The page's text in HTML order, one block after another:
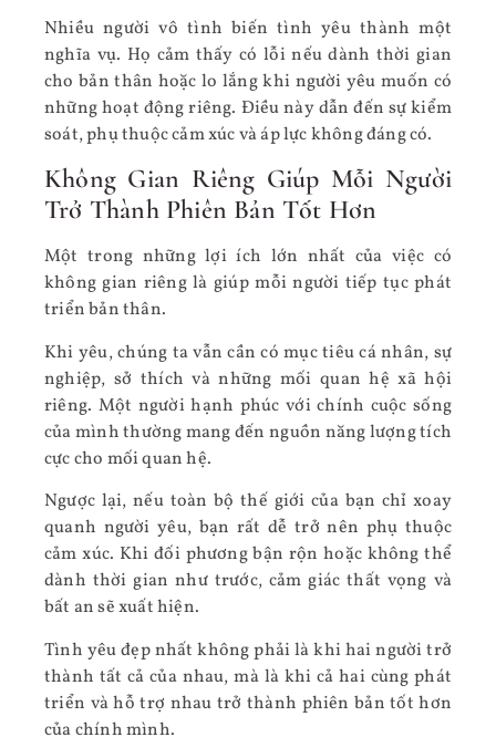
Nhiều người vô tình biến tình yêu thành một
nghĩa vụ. Họ cảm thấy có lỗi nếu dành thời gian
cho bản thân hoặc lo lắng khi người yêu muốn có
những hoạt động riêng. Điều này dẫn đến sự kiểm
soát, phụ thuộc cảm xúc và áp lực không đáng có.
Không Gian Riêng Giúp Mỗi Người
Trở Thành Phiên Bản Tốt Hơn
Một trong những lợi ích lớn nhất của việc có
không gian riêng là giúp mỗi người tiếp tục phát
triển bản thân.
Khi yêu, chúng ta vẫn cần có mục tiêu cá nhân, sự
nghiệp, sở thích và những mối quan hệ xã hội
riêng. Một người hạnh phúc với chính cuộc sống
của mình thường mang đến nguồn năng lượng tích
cực cho mối quan hệ.
Ngược lại, nếu toàn bộ thế giới của bạn chỉ xoay
quanh người yêu, bạn rất dễ trở nên phụ thuộc
cảm xúc. Khi đối phương bận rộn hoặc không thể
dành thời gian như trước, cảm giác thất vọng và
bất an sẽ xuất hiện.
Tình yêu đẹp nhất không phải là khi hai người trở
thành tất cả của nhau, mà là khi cả hai cùng phát
triển và hỗ trợ nhau trở thành phiên bản tốt hơn
của chính mình.